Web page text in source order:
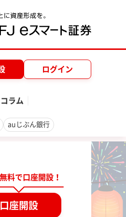
ログイン
コラム
auじぶん銀行
】
料で口座開設！
口座開設